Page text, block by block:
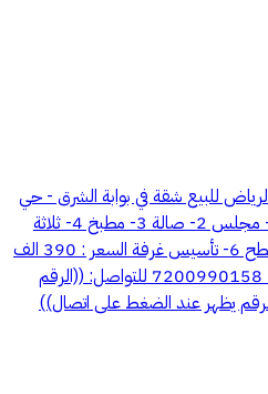
شقة ب 390 الف بالرياض للبيع شقة في بوابة الشرق - حي
الجنادرية التفاصيل تتكون من : 1- مجلس 2- صالة 3- مطبخ 4- ثلاثة
غرف نوم منها واحدة ماستر 5- سطح 6- تأسيس غرفة السعر : 390 الف
مخطط : 3768 الترخيص الإعلاني: 7200990158 للتواصل: ((الرقم
يظهر عند الضغط على اتصال))